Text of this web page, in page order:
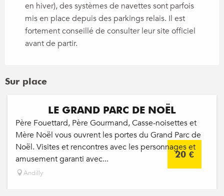
en hiver), des systèmes de navettes sont parfois
mis en place depuis des parkings relais. Il est
fortement conseillé de consulter leur site officiel
avant de partir.
Sur place
20 €
LE GRAND PARC DE NOËL
Père Fouettard, Père Gourmand, Casse-noisettes et
Mère Noël vous ouvrent les portes du Grand Parc de
Noël. Visites et rencontres avec les personnages et
amusement garanti avec...
Andilly